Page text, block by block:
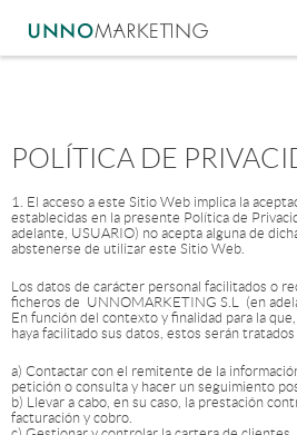
POLÍTICA DE
1. El acceso a este Sitio Web implica la
establecidas en la presente Política de
adelante, USUARIO) no acepta alguna de
abstenerse de utilizar este Sitio Web.
Los datos de carácter personal facilitados o
ficheros de UNNOMARKETING S.L (en
En función del contexto y finalidad para la
haya facilitado sus datos, estos serán tratados
a) Contactar con el remitente de la
petición o consulta y hacer un seguimiento
b) Llevar a cabo, en su caso, la prestación
facturación y cobro.